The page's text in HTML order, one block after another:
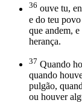
36 ouve tu,
e do teu
que andem,
herança.
37 Quando
quando
pulgão,
ou houver